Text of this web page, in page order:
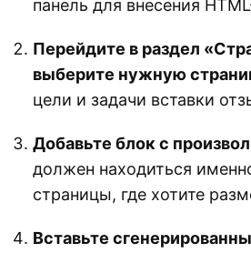
панель для внесения
Перейдите в раздел
выберите нужную
цели и задачи вставки
Добавьте блок с
должен находиться
страницы, где хотите
Вставьте